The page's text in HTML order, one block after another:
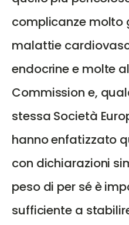
complicanze molto
malattie
endocrine e molte
Commission e,
stessa Società
hanno enfatizzato
con dichiarazioni
peso di per sé è
sufficiente a